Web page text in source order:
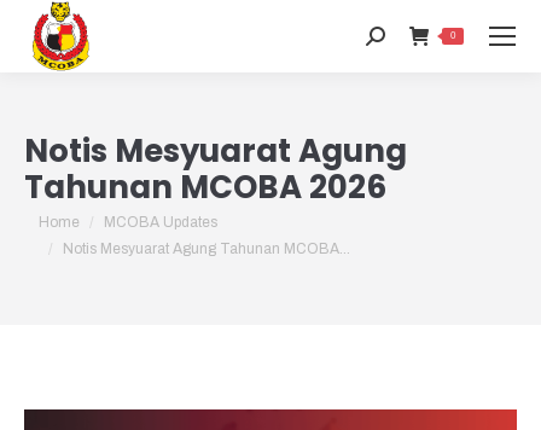
0
Notis Mesyuarat Agung
Tahunan MCOBA 2026
You are here:
Home
MCOBA Updates
Notis Mesyuarat Agung Tahunan MCOBA…